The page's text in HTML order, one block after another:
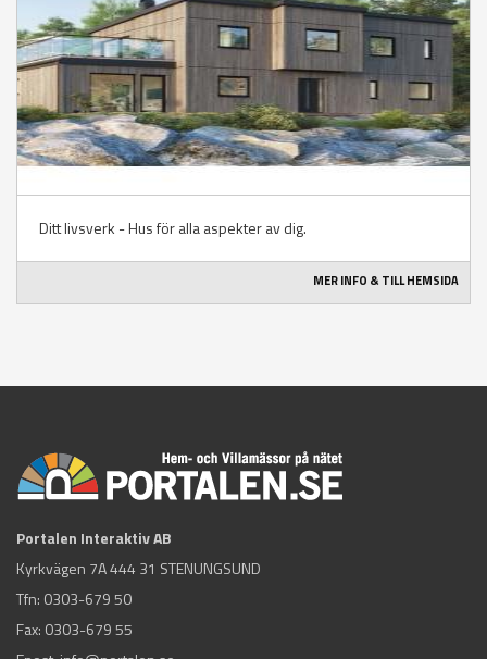
Ditt livsverk - Hus för alla aspekter av dig.
MER INFO & TILL HEMSIDA
Portalen Interaktiv AB
Kyrkvägen 7A 444 31 STENUNGSUND
Tfn: 0303-679 50
Fax: 0303-679 55